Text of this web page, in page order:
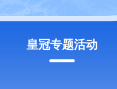
皇冠专题活动